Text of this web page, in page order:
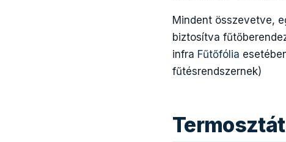
Mindent összevetve,
biztosítva
infra Fűtőfólia
fűtésrendszernek)